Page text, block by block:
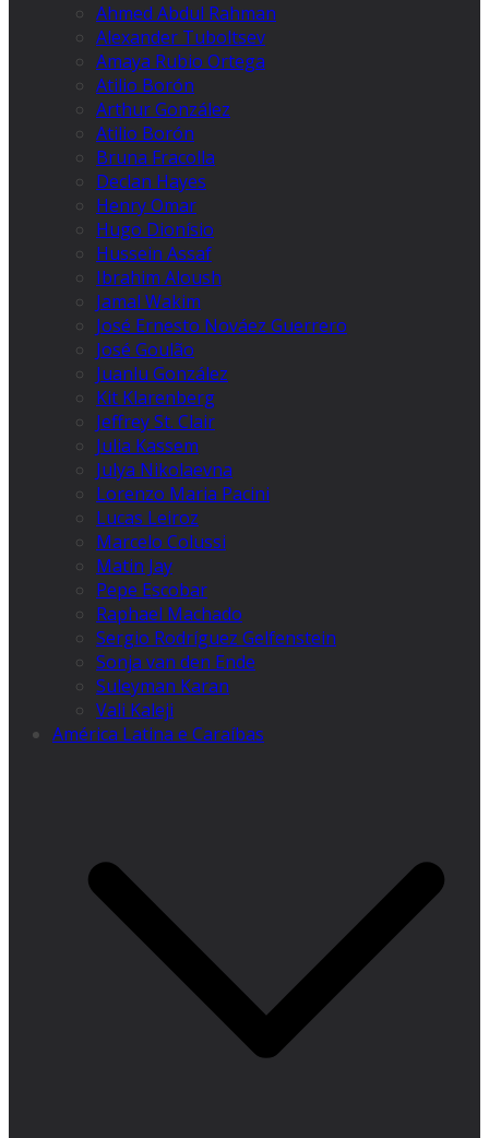
Ahmed Abdul Rahman
Alexander Tuboltsev
Amaya Rubio Ortega
Atilio Borón
Arthur González
Atilio Borón
Bruna Fracolla
Declan Hayes
Henry Omar
Hugo Dionísio
Hussein Assaf
Ibrahim Aloush
Jamal Wakim
José Ernesto Nováez Guerrero
José Goulão
Juanlu González
Kit Klarenberg
Jeffrey St. Clair
Julia Kassem
Julya Nikolaevna
Lorenzo Maria Pacini
Lucas Leiroz
Marcelo Colussi
Matin Jay
Pepe Escobar
Raphael Machado
Sergio Rodríguez Gelfenstein
Sonja van den Ende
Suleyman Karan
Vali Kaleji
América Latina e Caraíbas